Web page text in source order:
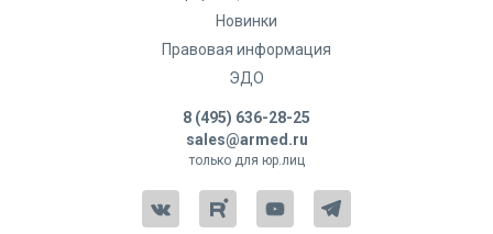
Новинки
Правовая информация
ЭДО
8 (495) 636-28-25
sales@armed.ru
только для юр.лиц